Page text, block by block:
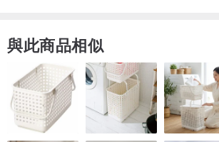
與此商品相似